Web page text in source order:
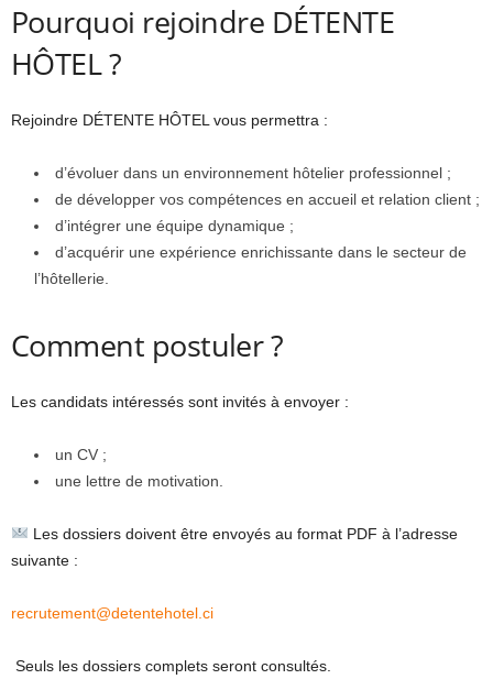
Pourquoi rejoindre DÉTENTE
HÔTEL ?
Rejoindre DÉTENTE HÔTEL vous permettra :
d’évoluer dans un environnement hôtelier professionnel ;
de développer vos compétences en accueil et relation client ;
d’intégrer une équipe dynamique ;
d’acquérir une expérience enrichissante dans le secteur de
l’hôtellerie.
Comment postuler ?
Les candidats intéressés sont invités à envoyer :
un CV ;
une lettre de motivation.
Les dossiers doivent être envoyés au format PDF à l’adresse
suivante :
recrutement@detentehotel.ci
Seuls les dossiers complets seront consultés.